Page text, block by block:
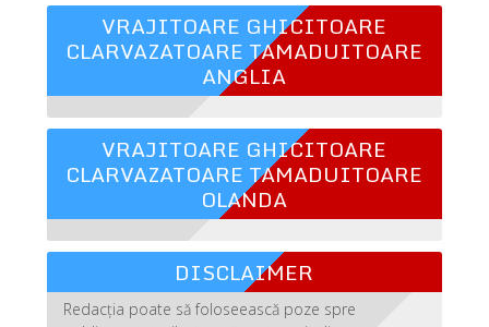
VRAJITOARE GHICITOARE
CLARVAZATOARE TAMADUITOARE
ANGLIA
VRAJITOARE GHICITOARE
CLARVAZATOARE TAMADUITOARE
OLANDA
DISCLAIMER
Redacția poate să foloseească poze spre